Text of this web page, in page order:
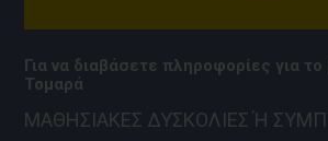
Για να διαβάσετε πληροφορίες για το
Τομαρά
ΜΑΘΗΣΙΑΚΕΣ ΔΥΣΚΟΛΙΕΣ Ή